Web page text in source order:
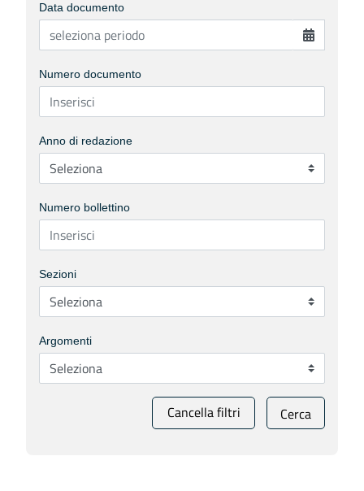
Data documento
Numero documento
Anno di redazione
Numero bollettino
Sezioni
Argomenti
Cancella filtri Cerca